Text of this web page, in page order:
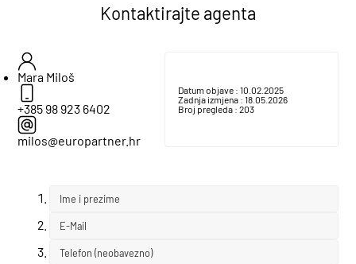
Kontaktirajte agenta
Mara Miloš
+385 98 923 6402
milos@europartner.hr
Datum objave : 10.02.2025
Zadnja izmjena : 18.05.2026
Broj pregleda : 203